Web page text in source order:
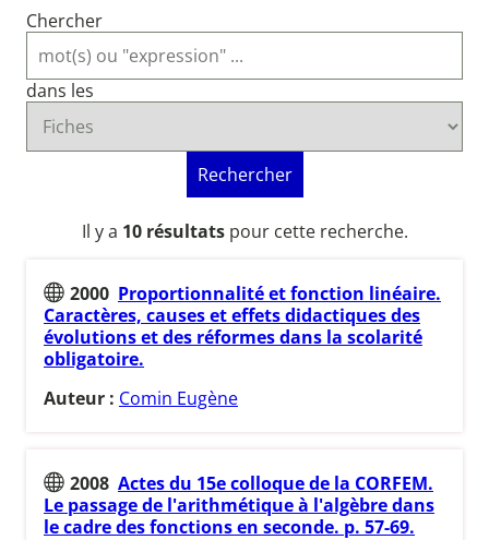
Chercher
dans les
Rechercher
Il y a 10 résultatspour cette recherche.
2000 Proportionnalité et fonction linéaire.
Caractères, causes et effets didactiques des
évolutions et des réformes dans la scolarité
obligatoire.
Auteur : Comin Eugène
2008 Actes du 15e colloque de la CORFEM.
Le passage de l'arithmétique à l'algèbre dans
le cadre des fonctions en seconde. p. 57-69.